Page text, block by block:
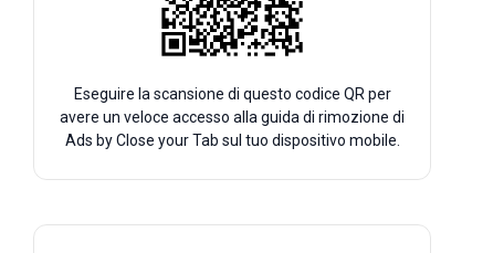
Eseguire la scansione di questo codice QR per
avere un veloce accesso alla guida di rimozione di
Ads by Close your Tab sul tuo dispositivo mobile.